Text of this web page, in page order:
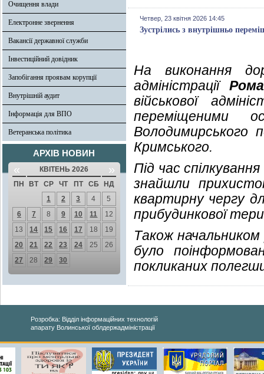
Очищення влади
Електронне звернення
Вакансії державної служби
Інвестиційний довідник
Запобігання проявам корупції
Внутрішній аудит
Інформація для ВПО
Ветеранська політика
АРХІВ НОВИН
« КВІТЕНЬ 2026 »
ПН ВТ СР ЧТ ПТ СБ
НД
1
2 3 4
5
6
7 8 9 10 11
12
13
14 15 16 17 18
19
20
21 22 23 24 25
26
27
28 29 30
Четвер, 23 квітня 2026 14:45
Зустрілись з внутрішньо
На виконання
адміністрації
військової
переміщеними
Володимирського
Кримського.
Під час
знайшли
квартирну чергу
прибудинкової
Також начальником
було
покликаних
Розробка: Відділ інформаційних технологій
апарату Волинської облдержадміністрації